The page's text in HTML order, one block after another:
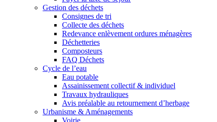
Gestion des déchets
Consignes de tri
Collecte des déchets
Redevance enlèvement ordures ménagères
Déchetteries
Composteurs
FAQ Déchets
Cycle de l’eau
Eau potable
Assainissement collectif & individuel
Travaux hydrauliques
Avis préalable au retournement d’herbage
Urbanisme & Aménagements
Voirie